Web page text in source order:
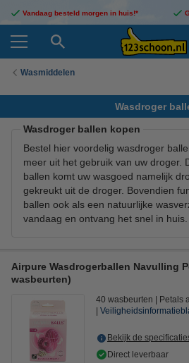
Vandaag besteld morgen in huis!*
Wasmiddelen
Wasdroger
Wasdroger ballen kopen
Bestel hier voordelig wasdroger
meer uit het gebruik van uw droger.
ballen komt uw wasgoed namelijk
gekreukt uit de droger. Bovendien
ballen ook als een natuurlijke
vandaag en ontvang het snel in huis.
Airpure Wasdrogerballen Navulling
wasbeurten)
40 wasbeurten Petals
Bekijk de
Direct leverbaar